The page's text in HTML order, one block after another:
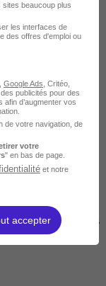
Courte
2 jours à 2 semaines
beaucoup plus
les interfaces de
des offres d'emploi ou
Google Ads , Critéo,
publicités pour des
afin d’augmenter vos
de votre navigation, de
votre
" en bas de page.
et notre
accepter